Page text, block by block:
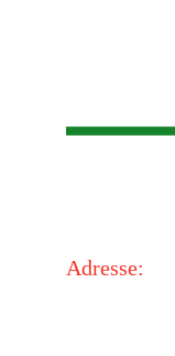
Adresse: